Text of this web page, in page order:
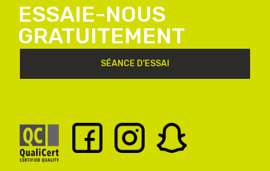
ESSAIE-NOUS
GRATUITEMENT
SÉANCE D'ESSAI